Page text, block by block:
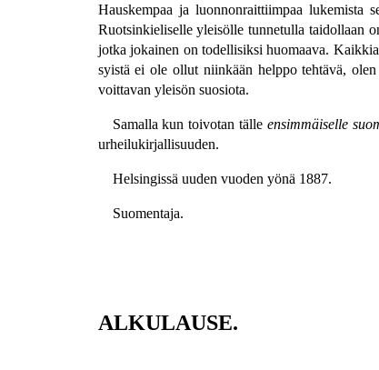
Hauskempaa ja luonnonraittiimpaa
Ruotsinkieliselle yleisölle tunnetulla taidollaan
jotka jokainen on todellisiksi huomaava.
syistä ei ole ollut niinkään helppo tehtävä,
voittavan yleisön suosiota.
Samalla kun toivotan tälle ensimmäiselle
urheilukirjallisuuden.
Helsingissä uuden vuoden yönä 1887.
Suomentaja.
ALKULAUSE.